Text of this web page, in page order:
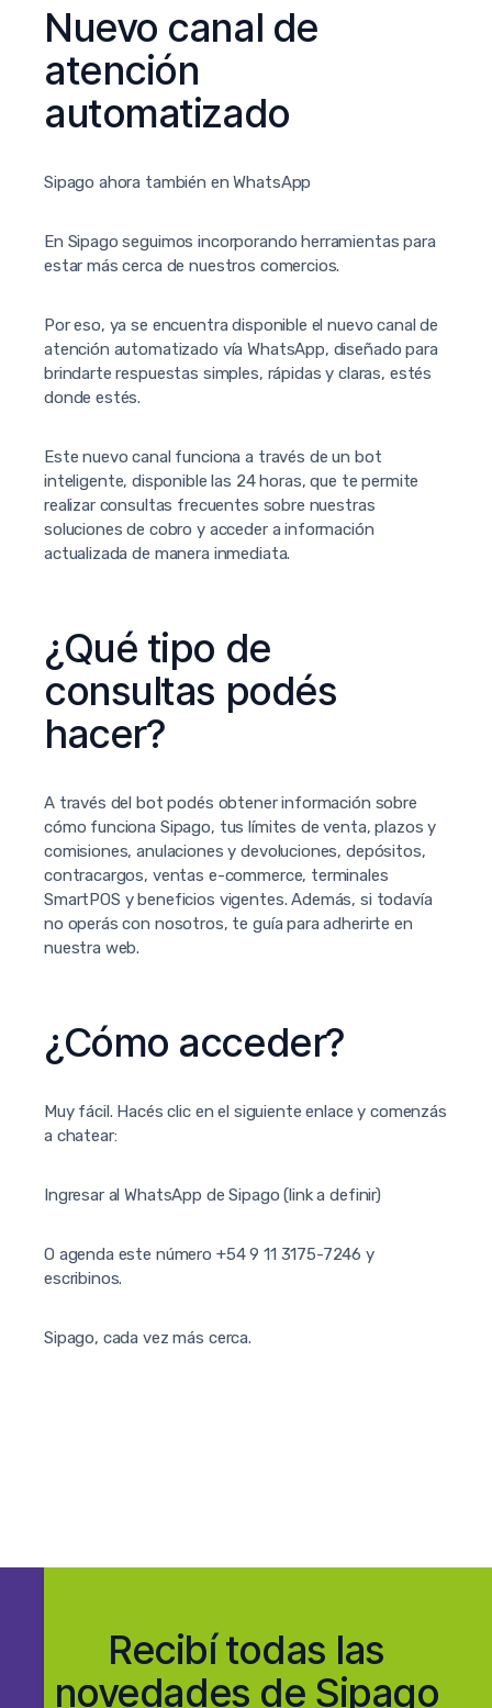
Nuevo canal de
atención
automatizado
Sipago ahora también en WhatsApp
En Sipago seguimos incorporando herramientas para
estar más cerca de nuestros comercios.
Por eso, ya se encuentra disponible el nuevo canal de
atención automatizado vía WhatsApp, diseñado para
brindarte respuestas simples, rápidas y claras, estés
donde estés.
Este nuevo canal funciona a través de un bot
inteligente, disponible las 24 horas, que te permite
realizar consultas frecuentes sobre nuestras
soluciones de cobro y acceder a información
actualizada de manera inmediata.
¿Qué tipo de
consultas podés
hacer?
A través del bot podés obtener información sobre
cómo funciona Sipago, tus límites de venta, plazos y
comisiones, anulaciones y devoluciones, depósitos,
contracargos, ventas e-commerce, terminales
SmartPOS y beneficios vigentes. Además, si todavía
no operás con nosotros, te guía para adherirte en
nuestra web.
¿Cómo acceder?
Muy fácil. Hacés clic en el siguiente enlace y comenzás
a chatear:
Ingresar al WhatsApp de Sipago (link a definir)
O agenda este número +54 9 11 3175-7246 y
escribinos.
Sipago, cada vez más cerca.
Recibí todas las
novedades de Sipago